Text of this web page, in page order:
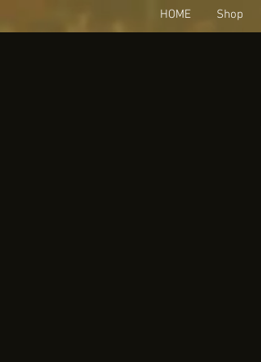
HOME Shop